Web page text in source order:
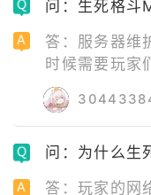
手机配置不够
问：生死格斗
答：服务器维
时候需要玩家
定：尽量打开
强的源头才行
家们也可以尝
足，或存在游
问：为什么生
答：玩家的网